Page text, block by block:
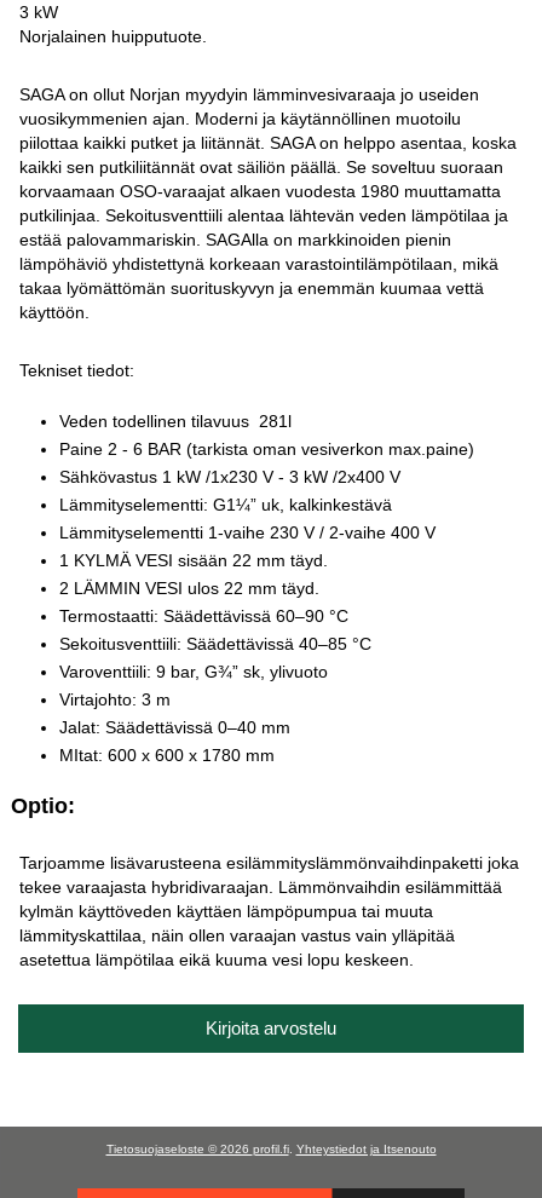
3 kW
Norjalainen huipputuote.
SAGA on ollut Norjan myydyin lämminvesivaraaja jo useiden
vuosikymmenien ajan. Moderni ja käytännöllinen muotoilu
piilottaa kaikki putket ja liitännät. SAGA on helppo asentaa, koska
kaikki sen putkiliitännät ovat säiliön päällä. Se soveltuu suoraan
korvaamaan OSO-varaajat alkaen vuodesta 1980 muuttamatta
putkilinjaa. Sekoitusventtiili alentaa lähtevän veden lämpötilaa ja
estää palovammariskin. SAGAlla on markkinoiden pienin
lämpöhäviö yhdistettynä korkeaan varastointilämpötilaan, mikä
takaa lyömättömän suorituskyvyn ja enemmän kuumaa vettä
käyttöön.
Tekniset tiedot:
Veden todellinen tilavuus 281l
Paine 2 - 6 BAR (tarkista oman vesiverkon max.paine)
Sähkövastus 1 kW /1x230 V - 3 kW /2x400 V
Lämmityselementti: G1¼” uk, kalkinkestävä
Lämmityselementti 1-vaihe 230 V / 2-vaihe 400 V
1 KYLMÄ VESI sisään 22 mm täyd.
2 LÄMMIN VESI ulos 22 mm täyd.
Termostaatti: Säädettävissä 60–90 °C
Sekoitusventtiili: Säädettävissä 40–85 °C
Varoventtiili: 9 bar, G¾” sk, ylivuoto
Virtajohto: 3 m
Jalat: Säädettävissä 0–40 mm
MItat: 600 x 600 x 1780 mm
Optio:
Tarjoamme lisävarusteena esilämmityslämmönvaihdinpaketti joka
tekee varaajasta hybridivaraajan. Lämmönvaihdin esilämmittää
kylmän käyttöveden käyttäen lämpöpumpua tai muuta
lämmityskattilaa, näin ollen varaajan vastus vain ylläpitää
asetettua lämpötilaa eikä kuuma vesi lopu keskeen.
Kirjoita arvostelu
Tietosuojaseloste © 2026 profil.fi. Yhteystiedot ja Itsenouto